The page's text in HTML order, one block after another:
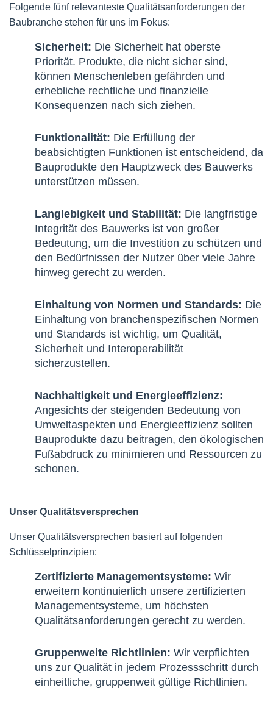
Folgende fünf relevanteste Qualitätsanforderungen der
Baubranche stehen für uns im Fokus:
Sicherheit: Die Sicherheit hat oberste
Priorität. Produkte, die nicht sicher sind,
können Menschenleben gefährden und
erhebliche rechtliche und finanzielle
Konsequenzen nach sich ziehen.
Funktionalität: Die Erfüllung der
beabsichtigten Funktionen ist entscheidend, da
Bauprodukte den Hauptzweck des Bauwerks
unterstützen müssen.
Langlebigkeit und Stabilität: Die langfristige
Integrität des Bauwerks ist von großer
Bedeutung, um die Investition zu schützen und
den Bedürfnissen der Nutzer über viele Jahre
hinweg gerecht zu werden.
Einhaltung von Normen und Standards: Die
Einhaltung von branchenspezifischen Normen
und Standards ist wichtig, um Qualität,
Sicherheit und Interoperabilität
sicherzustellen.
Nachhaltigkeit und Energieeffizienz:
Angesichts der steigenden Bedeutung von
Umweltaspekten und Energieeffizienz sollten
Bauprodukte dazu beitragen, den ökologischen
Fußabdruck zu minimieren und Ressourcen zu
schonen.
Unser Qualitätsversprechen
Unser Qualitätsversprechen basiert auf folgenden
Schlüsselprinzipien:
Zertifizierte Managementsysteme: Wir
erweitern kontinuierlich unsere zertifizierten
Managementsysteme, um höchsten
Qualitätsanforderungen gerecht zu werden.
Gruppenweite Richtlinien: Wir verpflichten
uns zur Qualität in jedem Prozessschritt durch
einheitliche, gruppenweit gültige Richtlinien.